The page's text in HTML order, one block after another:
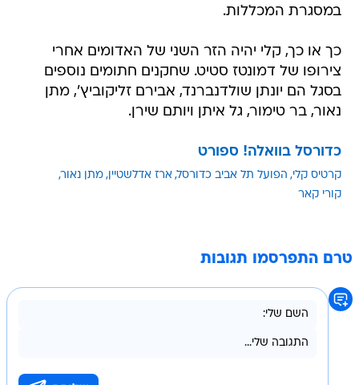
במסגרת המכללות.
כך או כך, קלי יהיה הזר השני של האדומים אחרי
צירופו של דמונטז סטיט. שחקנים חתומים נוספים
בסגל הם יונתן שולדנברנד, אבירם זליקוביץ', מתן
נאור, בר טימור, גל איתן ויותם שירן.
כדורסל בוואלה! ספורט
קרטיס קלי הפועל תל אביב כדורסל ארז אדלשטיין מתן נאור
קורי קאר
טרם התפרסמו תגובות